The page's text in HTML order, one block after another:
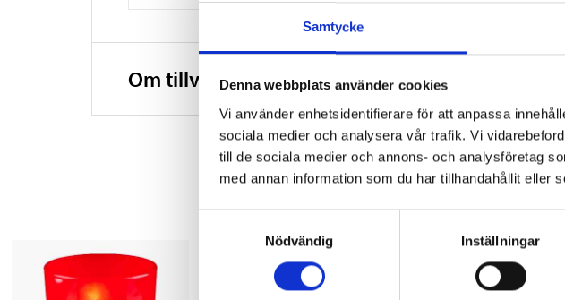
Samtycke
Denna webbplats använder cookies
Vi använder enhetsidentifierare för att anpassa
sociala medier och analysera vår trafik. Vi
till de sociala medier och annons- och analysföretag
med annan information som du har tillhandahållit eller
Nödvändig
Inställningar
Om tillverkaren
Andra